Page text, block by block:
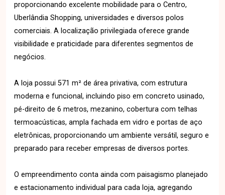
proporcionando excelente mobilidade para o Centro,
Uberlândia Shopping, universidades e diversos polos
comerciais. A localização privilegiada oferece grande
visibilidade e praticidade para diferentes segmentos de
negócios.
A loja possui 571 m² de área privativa, com estrutura
moderna e funcional, incluindo piso em concreto usinado,
pé-direito de 6 metros, mezanino, cobertura com telhas
termoacústicas, ampla fachada em vidro e portas de aço
eletrônicas, proporcionando um ambiente versátil, seguro e
preparado para receber empresas de diversos portes.
O empreendimento conta ainda com paisagismo planejado
e estacionamento individual para cada loja, agregando